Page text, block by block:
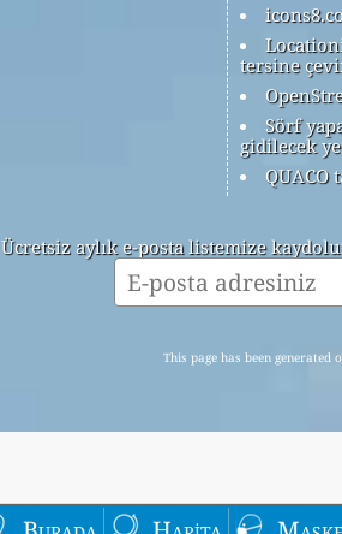
tersine
Sörf
gidilecek
QUACO
Ücretsiz aylık e-posta listemize
This page has been generated